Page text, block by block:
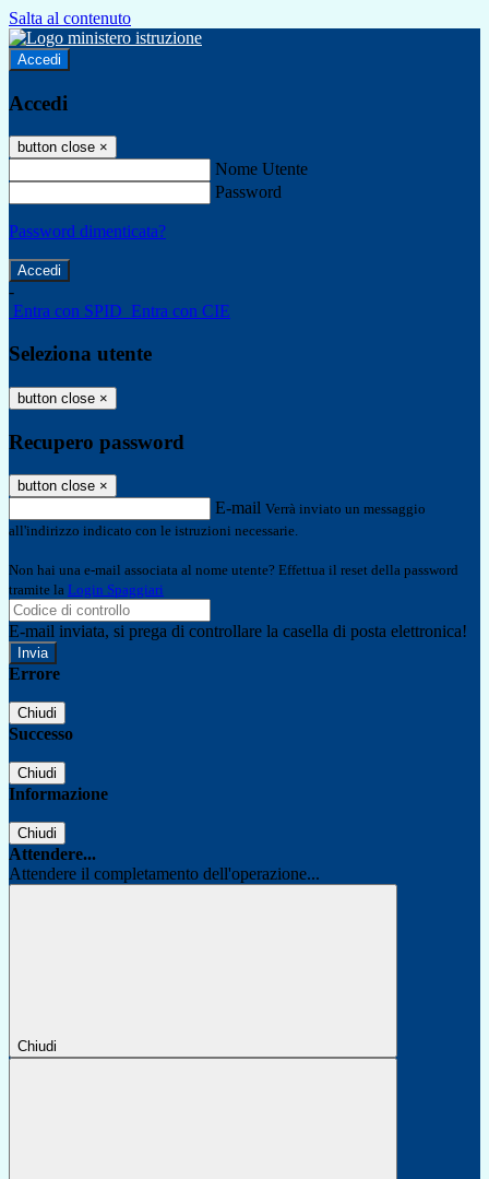
Salta al contenuto
Accedi
Accedi
button close ×
Nome Utente
Password
Password dimenticata?
-
Entra con SPID Entra con CIE
Seleziona utente
button close ×
Recupero password
button close ×
E-mail Verrà inviato un messaggio
all'indirizzo indicato con le istruzioni necessarie.
Non hai una e-mail associata al nome utente? Effettua il reset della password
tramite la Login Spaggiari
E-mail inviata, si prega di controllare la casella di posta elettronica!
Errore
Chiudi
Successo
Chiudi
Informazione
Chiudi
Attendere...
Attendere il completamento dell'operazione...
Chiudi